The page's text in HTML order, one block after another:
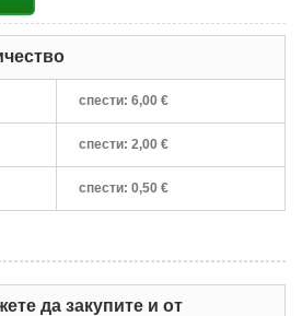
спести: 6,00 €
спести: 2,00 €
спести: 0,50 €
да закупите и от